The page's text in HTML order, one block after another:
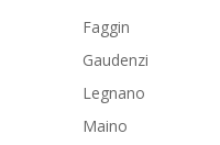
Faggin
Gaudenzi
Legnano
Maino